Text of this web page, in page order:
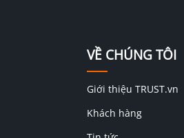
VỀ CHÚNG TÔI
Giới thiệu TRUST.vn
Khách hàng